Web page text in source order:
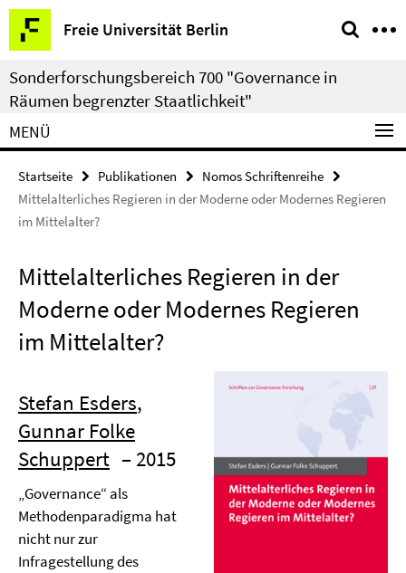
Springe
direkt
zu
Inhalt
Freie Universität Berlin
Service-
Navigation
Sonderforschungsbereich 700 "Governance in
Räumen begrenzter Staatlichkeit"
MENÜ
Startseite Publikationen
Nomos Schriftenreihe
Mittelalterliches Regieren in der Moderne oder Modernes Regieren
im Mittelalter?
Mittelalterliches Regieren in der
Moderne oder Modernes Regieren
im Mittelalter?
Stefan Esders,
Gunnar Folke
Schuppert – 2015
„Governance“ als
Methodenparadigma hat
nicht nur zur
Infragestellung des